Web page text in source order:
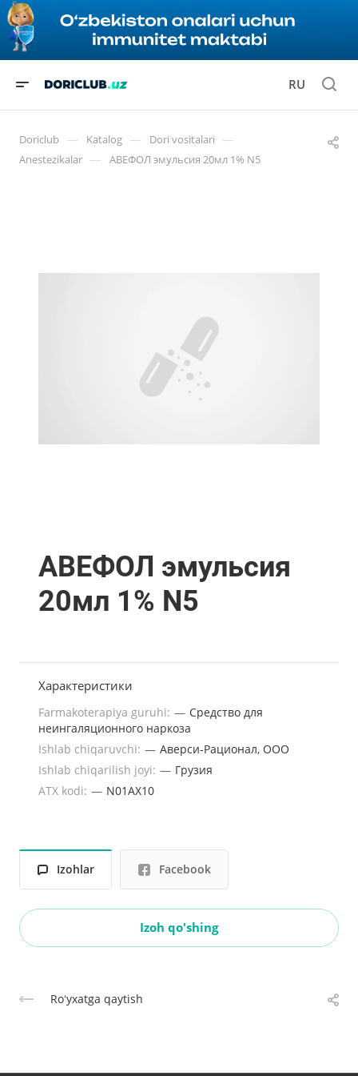
RU
Doriclub — Katalog — Dori vositalari —
Anestezikalar — АВЕФОЛ эмульсия 20мл 1% N5
АВЕФОЛ эмульсия
20мл 1% N5
Характеристики
Farmakoterapiya guruhi: — Средство для
неингаляционного наркоза
Ishlab chiqaruvchi: — Аверси-Рационал, ООО
Ishlab chiqarilish joyi: — Грузия
ATX kodi: — N01AX10
Izohlar Facebook
Izoh qo'shing
Roʻyxatga qaytish